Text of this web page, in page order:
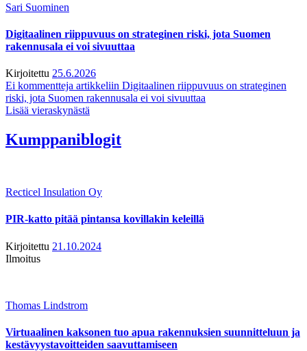
Sari Suominen
Digitaalinen riippuvuus on strateginen riski, jota Suomen
rakennusala ei voi sivuuttaa
Kirjoitettu 25.6.2026
Ei kommentteja artikkeliin Digitaalinen riippuvuus on strateginen
riski, jota Suomen rakennusala ei voi sivuuttaa
Lisää vieraskynästä
Kumppaniblogit
Recticel Insulation Oy
PIR-katto pitää pintansa kovillakin keleillä
Kirjoitettu 21.10.2024
Ilmoitus
Thomas Lindstrom
Virtuaalinen kaksonen tuo apua rakennuksien suunnitteluun ja
kestävyystavoitteiden saavuttamiseen